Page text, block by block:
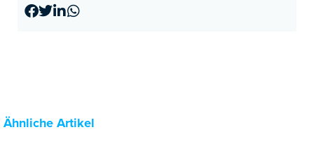
Ähnliche Artikel